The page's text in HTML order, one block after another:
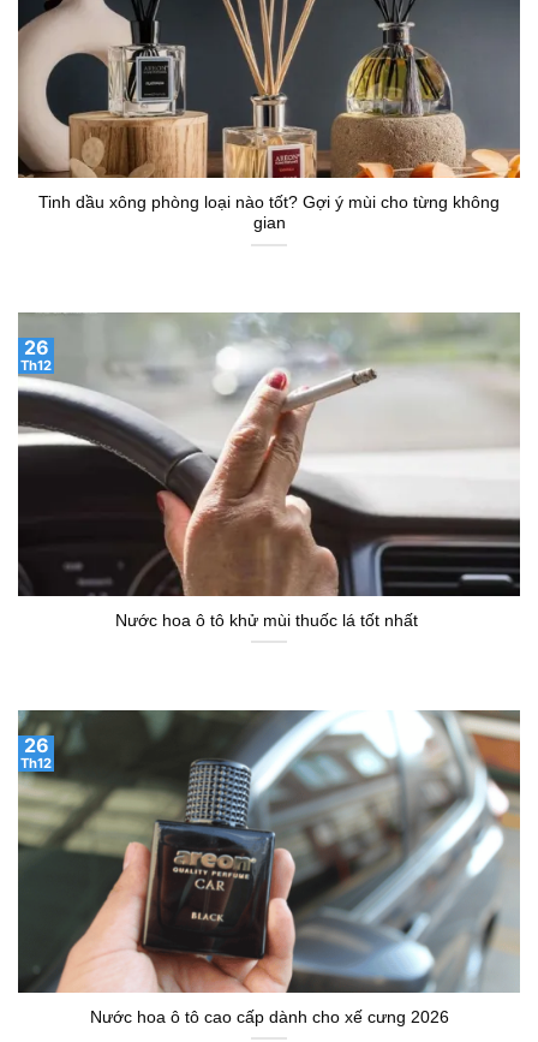
Tinh dầu xông phòng loại nào tốt? Gợi ý mùi cho từng không
gian
Nước hoa ô tô khử mùi thuốc lá tốt nhất
26
Th12
Nước hoa ô tô cao cấp dành cho xế cưng 2026
26
Th12